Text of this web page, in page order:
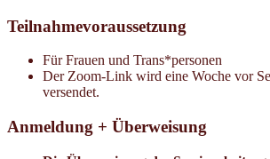
Teilnahmevoraussetzung
Für Frauen und Trans*personen
Der Zoom-Link wird eine Woche vor
versendet.
Anmeldung + Überweisung